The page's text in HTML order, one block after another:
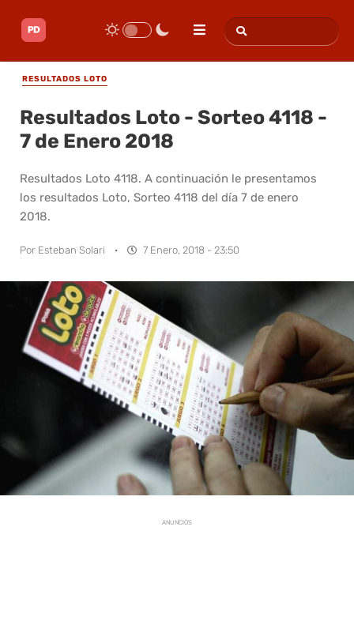
RESULTADOS LOTO
Resultados Loto - Sorteo 4118 -
7 de Enero 2018
Resultados Loto 4118. A continuación le presentamos
los resultados Loto, Sorteo 4118 del día 7 de enero
2018.
Por Esteban Solari · 7 Enero, 2018 - 23:50
ANUNCIOS